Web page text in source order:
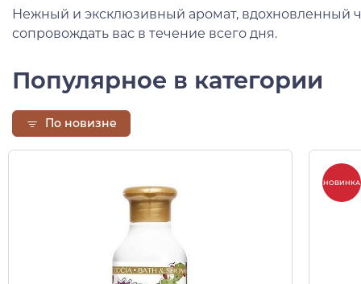
Нежный и эксклюзивный аромат, вдохновленный
сопровождать вас в течение всего дня.
Популярное в категории
По новизне
НОВИНКА